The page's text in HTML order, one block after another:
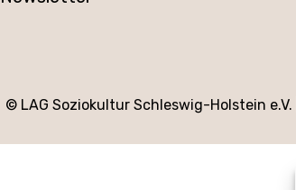
© LAG Soziokultur Schleswig-Holstein e.V. |